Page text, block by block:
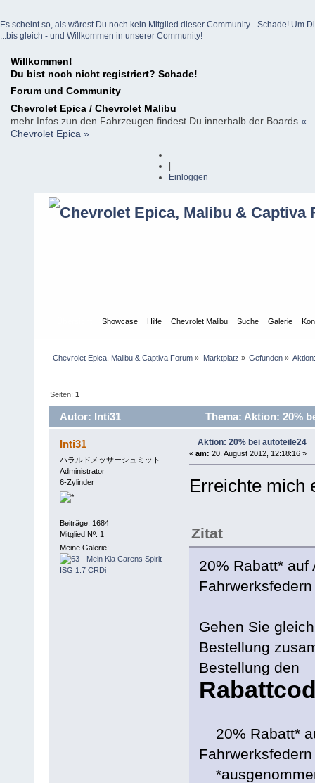
Es scheint so, als wärest Du noch kein Mitglied dieser Community - Schade! Um
...bis gleich - und Willkommen in unserer Community!
Willkommen!
Du bist noch nicht registriert? Schade!
Forum und Community
Chevrolet Epica / Chevrolet Malibu
mehr Infos zun den Fahrzeugen findest Du innerhalb der Boards «
Chevrolet Epica »
Einloggen
Showcase Hilfe Chevrolet Malibu Suche Galerie
Chevrolet Epica, Malibu & Captiva Forum » Marktplatz » Gefunden»
Seiten:1
Autor: Inti31 Thema: Aktion: 20%
Inti31
ハラルドメッサーシュミット
Administrator
6-Zylinder
Beiträge: 1684
Mitglied Nº: 1
Meine Galerie:
Aktion: 20% bei autoteile24
« am: 20. August 2012, 12:18:16 »
Erreichte mich
Zitat
20% Rabatt* auf
Gehen Sie
Bestellung
Bestellung den
20% Rabatt*